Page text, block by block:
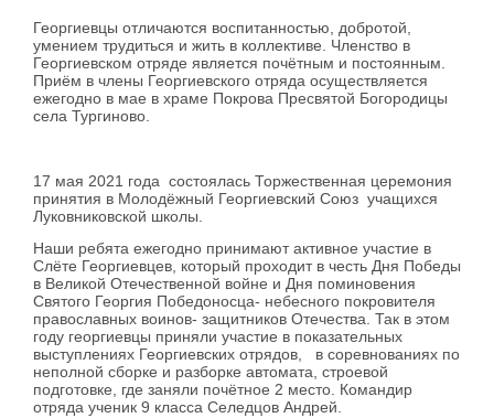
Георгиевцы отличаются воспитанностью, добротой,
умением трудиться и жить в коллективе. Членство в
Георгиевском отряде является почётным и постоянным.
Приём в члены Георгиевского отряда осуществляется
ежегодно в мае в храме Покрова Пресвятой Богородицы
села Тургиново.
17 мая 2021 года состоялась Торжественная церемония
принятия в Молодёжный Георгиевский Союз учащихся
Луковниковской школы.
Наши ребята ежегодно принимают активное участие в
Слёте Георгиевцев, который проходит в честь Дня Победы
в Великой Отечественной войне и Дня поминовения
Святого Георгия Победоносца- небесного покровителя
православных воинов- защитников Отечества. Так в этом
году георгиевцы приняли участие в показательных
выступлениях Георгиевских отрядов, в соревнованиях по
неполной сборке и разборке автомата, строевой
подготовке, где заняли почётное 2 место. Командир
отряда ученик 9 класса Селедцов Андрей.